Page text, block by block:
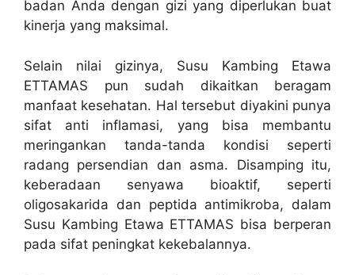
badan Anda dengan gizi yang diperlukan buat
kinerja yang maksimal.
Selain nilai gizinya, Susu Kambing Etawa
ETTAMAS pun sudah dikaitkan beragam
manfaat kesehatan. Hal tersebut diyakini punya
sifat anti inflamasi, yang bisa membantu
meringankan tanda-tanda kondisi seperti
radang persendian dan asma. Disamping itu,
keberadaan senyawa bioaktif, seperti
oligosakarida dan peptida antimikroba, dalam
Susu Kambing Etawa ETTAMAS bisa berperan
pada sifat peningkat kekebalannya.